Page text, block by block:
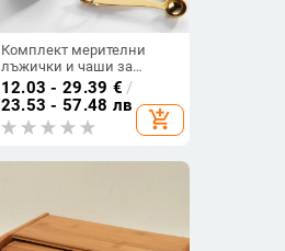
Комплект мерителни
лъжички и чаши за
печене, 8‑частен, 430
неръждаема стомана, с
измервателна скала
12.03 - 29.39 € /
23.53 - 57.48 лв
add_shopping_cart